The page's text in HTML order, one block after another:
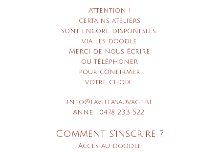
Attention !
certains ateliers
sont encore disponibles
via les doodle.
Merci de nous écrire
ou téléphoner
pour confirmer
votre choix :
info@lavillasauvage.be
Anne : 0478 233 522
Comment s’inscrire ?
Accès au doodle